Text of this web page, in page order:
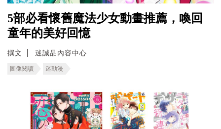
5部必看懷舊魔法少女動畫推薦，喚回
童年的美好回憶
撰文 迷誠品內容中心
圖像閱讀 迷動漫